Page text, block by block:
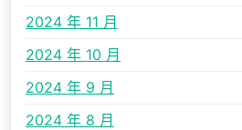
2024 年 11 月
2024 年 10 月
2024 年 9 月
2024 年 8 月